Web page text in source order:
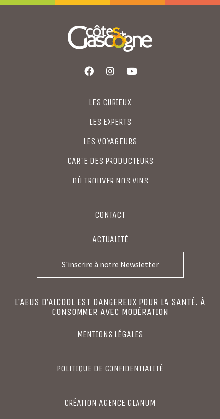
LES CURIEUX
LES EXPERTS
LES VOYAGEURS
CARTE DES PRODUCTEURS
OÙ TROUVER NOS VINS
CONTACT
ACTUALITÉ
S'inscrire à notre Newsletter
L’ABUS D’ALCOOL EST DANGEREUX POUR LA SANTÉ. À
CONSOMMER AVEC MODÉRATION
MENTIONS LÉGALES
POLITIQUE DE CONFIDENTIALITÉ
CRÉATION AGENCE GLANUM